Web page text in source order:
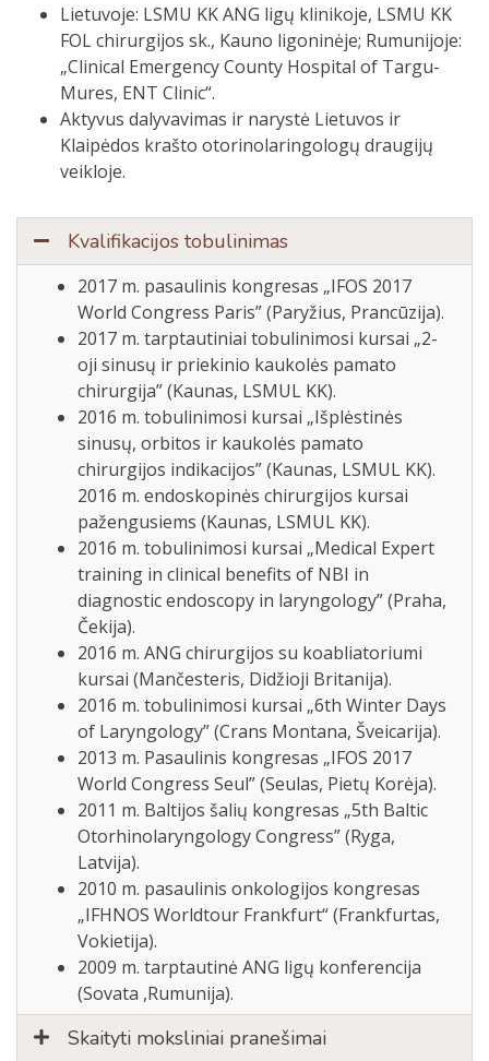
Lietuvoje: LSMU KK ANG ligų klinikoje, LSMU KK
FOL chirurgijos sk., Kauno ligoninėje; Rumunijoje:
„Clinical Emergency County Hospital of Targu-
Mures, ENT Clinic“.
Aktyvus dalyvavimas ir narystė Lietuvos ir
Klaipėdos krašto otorinolaringologų draugijų
veikloje.
Kvalifikacijos tobulinimas
2017 m. pasaulinis kongresas „IFOS 2017
World Congress Paris” (Paryžius, Prancūzija).
2017 m. tarptautiniai tobulinimosi kursai „2-
oji sinusų ir priekinio kaukolės pamato
chirurgija” (Kaunas, LSMUL KK).
2016 m. tobulinimosi kursai „Išplėstinės
sinusų, orbitos ir kaukolės pamato
chirurgijos indikacijos” (Kaunas, LSMUL KK).
2016 m. endoskopinės chirurgijos kursai
pažengusiems (Kaunas, LSMUL KK).
2016 m. tobulinimosi kursai „Medical Expert
training in clinical benefits of NBI in
diagnostic endoscopy in laryngology” (Praha,
Čekija).
2016 m. ANG chirurgijos su koabliatoriumi
kursai (Mančesteris, Didžioji Britanija).
2016 m. tobulinimosi kursai „6th Winter Days
of Laryngology” (Crans Montana, Šveicarija).
2013 m. Pasaulinis kongresas „IFOS 2017
World Congress Seul” (Seulas, Pietų Korėja).
2011 m. Baltijos šalių kongresas „5th Baltic
Otorhinolaryngology Congress” (Ryga,
Latvija).
2010 m. pasaulinis onkologijos kongresas
„IFHNOS Worldtour Frankfurt“ (Frankfurtas,
Vokietija).
2009 m. tarptautinė ANG ligų konferencija
(Sovata ,Rumunija).
Skaityti moksliniai pranešimai